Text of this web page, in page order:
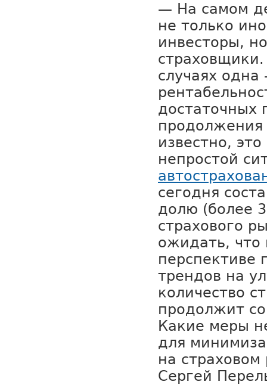
— На самом
не только
инвесторы,
случаях
достаточных
продолжения
известно,
непростой
сегодня
долю (более
страхового
ожидать,
перспективе
трендов на
количество
продолжит
Какие меры
для
на страховом
Сергей